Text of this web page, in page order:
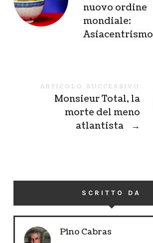
nuovo ordine
mondiale:
Asiacentrismo
ARTICOLO SUCCESSIVO
Monsieur Total, la
morte del meno
atlantista
→
SCRITTO DA
Pino Cabras